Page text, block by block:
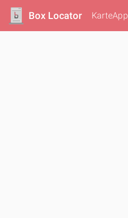
Box Locator KarteApp